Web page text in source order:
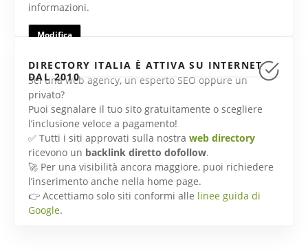
informazioni.
Modifica
DIRECTORY ITALIA È ATTIVA SU INTERNET
DAL 2010
Sei una web agency, un esperto SEO oppure un
privato?
Puoi segnalare il tuo sito gratuitamente o scegliere
l’inclusione veloce a pagamento!
✅ Tutti i siti approvati sulla nostra web directory
ricevono un backlink diretto dofollow.
🚀 Per una visibilità ancora maggiore, puoi richiedere
l’inserimento anche nella home page.
👉 Accettiamo solo siti conformi alle linee guida di
Google.